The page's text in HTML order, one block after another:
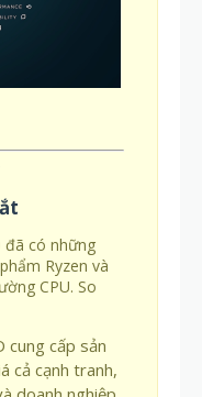
đã có những
Ryzen và
CPU. So
cung cấp sản
cả cạnh tranh,